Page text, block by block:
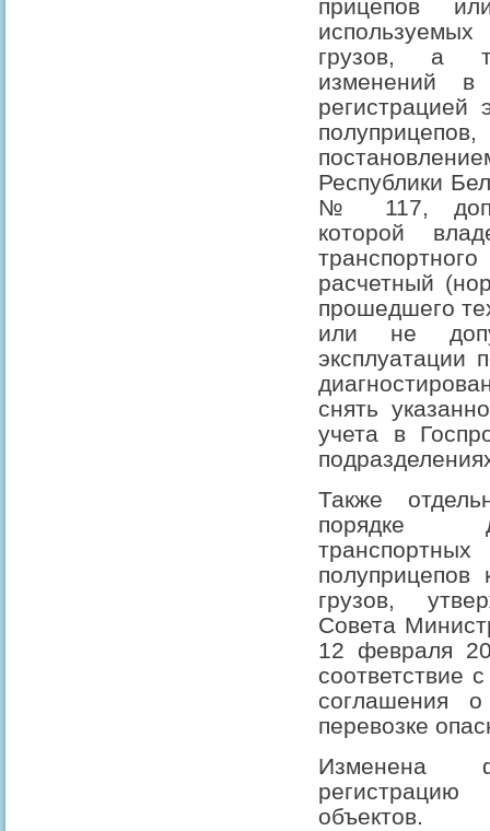
прицепов
грузов, а
изменений в
регистрацией
Республики
№ 117,
которой
расчетный
прошедшего
или не
эксплуатации
снять
учета в
Также
порядке
грузов,
Совета
12 февраля
соответствие
соглашения
перевозке
Изменена
объектов.